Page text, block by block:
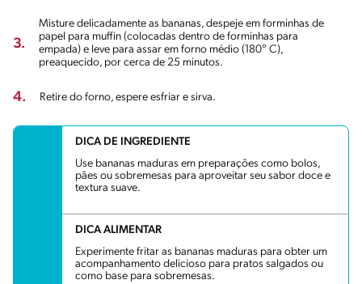
3.
Misture delicadamente as bananas, despeje em forminhas de
papel para muffin (colocadas dentro de forminhas para
empada) e leve para assar em forno médio (180° C),
preaquecido, por cerca de 25 minutos.
4. Retire do forno, espere esfriar e sirva.
DICA DE INGREDIENTE
Use bananas maduras em preparações como bolos,
pães ou sobremesas para aproveitar seu sabor doce e
textura suave.
DICA ALIMENTAR
Experimente fritar as bananas maduras para obter um
acompanhamento delicioso para pratos salgados ou
como base para sobremesas.